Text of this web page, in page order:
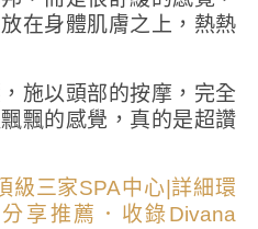
在身體肌膚之上，熱熱
施以頭部的按摩，完全
飄的感覺，真的是超讚